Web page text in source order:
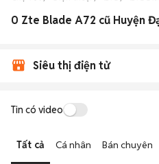
0 Zte Blade A72 cũ Huyện
Siêu thị điện tử
Tin có video
Tất cả Cá nhân Bán chuyên